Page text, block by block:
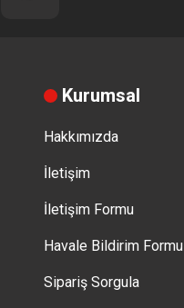
Kurumsal
Hakkımızda
İletişim
İletişim Formu
Havale Bildirim Formu
Sipariş Sorgula